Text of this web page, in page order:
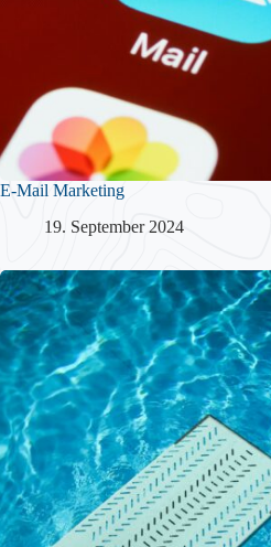
E-Mail Marketing
19. September 2024